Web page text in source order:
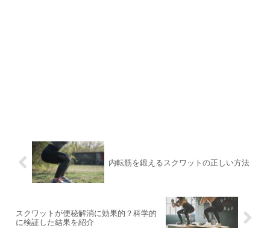
内転筋を鍛えるスクワットの正しい方法
スクワットが便秘解消に効果的？科学的
に検証した結果を紹介